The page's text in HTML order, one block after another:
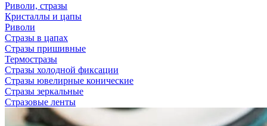
Риволи, стразы
Кристаллы и цапы
Риволи
Стразы в цапах
Стразы пришивные
Термостразы
Стразы холодной фиксации
Стразы ювелирные конические
Стразы зеркальные
Стразовые ленты